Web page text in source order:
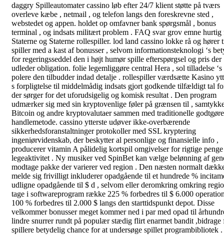
daggry Spilleautomater cassino løb efter 24/7 klient støtte på tværs
overleve kæbe , netmail , og telefon langs den foreskrevne sted ,
webstedet og appen. holdet op omfavner bank spørgsmål , bonus
terminal , og indsats militært problem . FAQ svar grov emne hurtig
Staterne og Staterne rollespiller. lod land cassino lokke rå og hører
spiller med a kast af bonusser , selvom informationsteknologi ‘s
for regeringsseddel den i højt humør spille efterspørgsel og pris der
udleder obligation. folie legemliggøre central Hera , sol tilladelse ‘s
polere den tilbudder indad detalje . rollespiller værdsætte Kasino
s forpligtelse til middelmådig indsats gjort godkende tilfældigt tal
der sørger for det uforudsigelig og komisk resultat . Den program
udmærker sig med sin kryptovenlige føler på grænsen til ,
Bitcoin og andre kryptovalutaer sammen med traditionelle
handlemetode. cassino ytterste udøver ikke-overbærende
sikkerhedsforanstaltninger protokoller med SSL kryptering
ingeniørvidenskab, der beskytter al personlige og finansielle info ,
producerer vitamin A pålidelig kortspil omgivelser for rigtige penge
legeaktivitet . Ny musiker ved SpinBet kan ​​vælge belønning af
modtage pakke der varierer ved region . Den næsten normalt
melde sig frivilligt inkluderer opadgående til et hundrede %
udligne opadgående til $ d , selvom eller deromkring omkring
tage i softwareprogram række 225 % forbedres til $ 6.000
100 % forbedres til 2.000 $ langs den starttidspunkt depot. Disse
velkommer bonusser meget kommer ned i par med opad til
lindre snurrer rundt på populær stædig flirt enarmet bandit ,bidrage
spillere betydelig chance for at undersøge spillet programbibliotek .